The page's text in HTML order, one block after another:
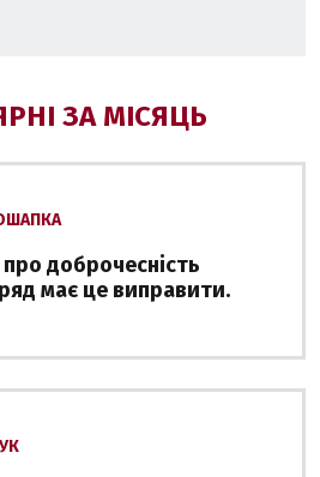
ЗА МІСЯЦЬ
доброчесність
має це виправити.